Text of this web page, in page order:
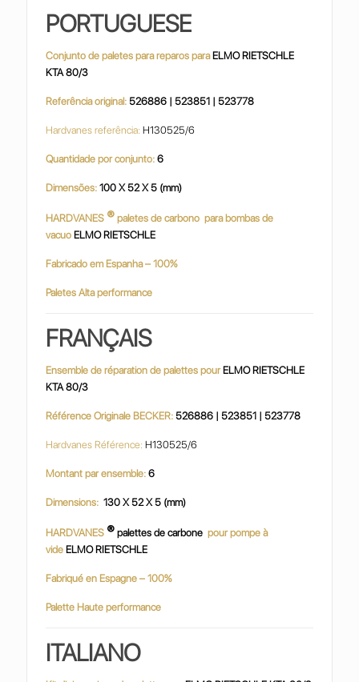
PORTUGUESE
Conjunto de paletes para reparos para ELMO RIETSCHLE
KTA 80/3
Referência original:526886 | 523851 | 523778
Hardvanes referência:H130525/6
Quantidade por conjunto: 6
Dimensões:100 X 52 X 5 (mm)
HARDVANES ® paletes de carbono para bombas de
vacuo ELMO RIETSCHLE
Fabricado em Espanha – 100%
Paletes Alta performance
FRANÇAIS
Ensemble de réparation de palettes pour ELMO RIETSCHLE
KTA 80/3
Référence Originale BECKER:526886 | 523851 | 523778
Hardvanes Référence: H130525/6
Montant par ensemble:6
Dimensions:130 X 52 X 5 (mm)
HARDVANES ® palettes de carbone pour pompe à
vide ELMO RIETSCHLE
Fabriqué en Espagne – 100%
Palette Haute performance
ITALIANO